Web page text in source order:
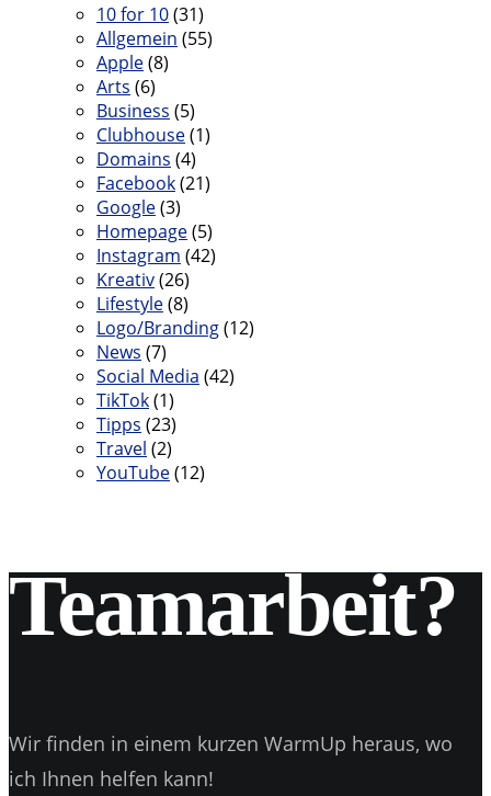
10 for 10(31)
Allgemein (55)
Apple(8)
Arts (6)
Business (5)
Clubhouse(1)
Domains (4)
Facebook(21)
Google(3)
Homepage(5)
Instagram (42)
Kreativ(26)
Lifestyle(8)
Logo/Branding(12)
News (7)
Social Media (42)
TikTok(1)
Tipps (23)
Travel (2)
YouTube(12)
Teamarbeit?
Wir finden in einem kurzen WarmUp heraus, wo
ich Ihnen helfen kann!